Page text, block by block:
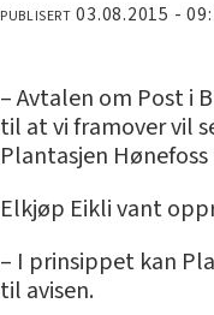
PUBLISERT 03.08.2015 -
– Avtalen om Post i
til at vi framover vil
Plantasjen
Elkjøp Eikli vant
– I prinsippet kan
til avisen.